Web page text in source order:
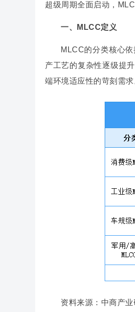
超级周期全面启动，
一、MLCC定义
MLCC的分类核心
产工艺的复杂性逐级提
端环境适应性的苛刻需求
资料来源：中商产